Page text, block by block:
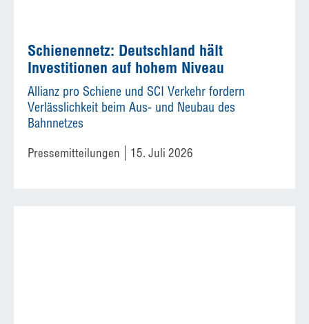
Schienennetz: Deutschland hält
Investitionen auf hohem Niveau
Allianz pro Schiene und SCI Verkehr fordern
Verlässlichkeit beim Aus- und Neubau des
Bahnnetzes
Pressemitteilungen 15. Juli 2026